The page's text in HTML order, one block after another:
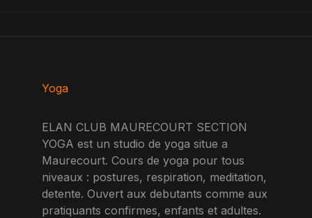
Yoga
ELAN CLUB MAURECOURT SECTION
YOGA est un studio de yoga situe a
Maurecourt. Cours de yoga pour tous
niveaux : postures, respiration, meditation,
detente. Ouvert aux debutants comme aux
pratiquants confirmes, enfants et adultes.